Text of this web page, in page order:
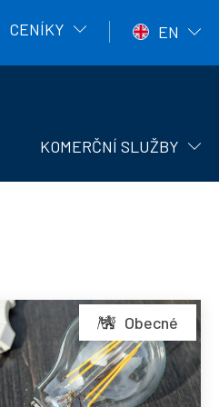
CENÍKY EN
KOMERČNÍ SLUŽBY
Obecné